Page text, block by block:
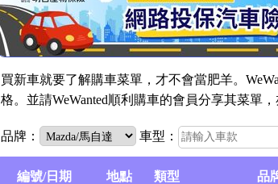
買新車就要了解購車菜單，才不會當肥羊。
格。並請WeWanted順利購車的會員分享其菜單
品牌： 車型：
編號/日期 地點 類型 品